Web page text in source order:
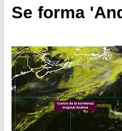
Se forma